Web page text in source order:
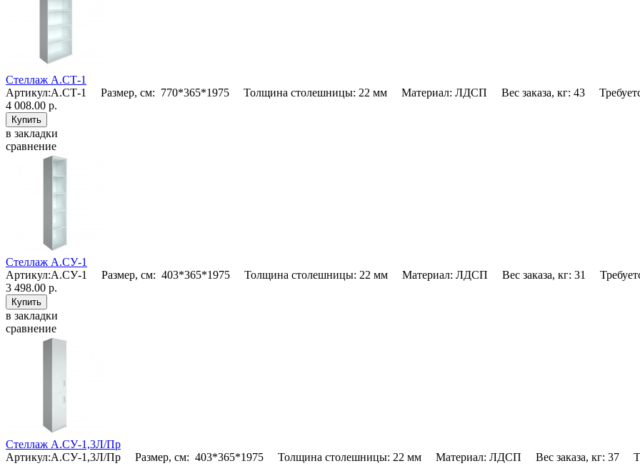
Стеллаж А.СТ-1
Артикул:А.СТ-1 Размер, см: 770*365*1975 Толщина столешницы: 22 мм Материал: ЛДСП Вес заказа, кг: 43
4 008.00 р.
в закладки
сравнение
Стеллаж А.СУ-1
Артикул:А.СУ-1 Размер, см: 403*365*1975 Толщина столешницы: 22 мм Материал: ЛДСП Вес заказа, кг: 31
3 498.00 р.
в закладки
сравнение
Стеллаж А.СУ-1,3Л/Пр
Артикул:А.СУ-1,3Л/Пр Размер, см: 403*365*1975 Толщина столешницы: 22 мм Материал: ЛДСП Вес заказа, кг: 37